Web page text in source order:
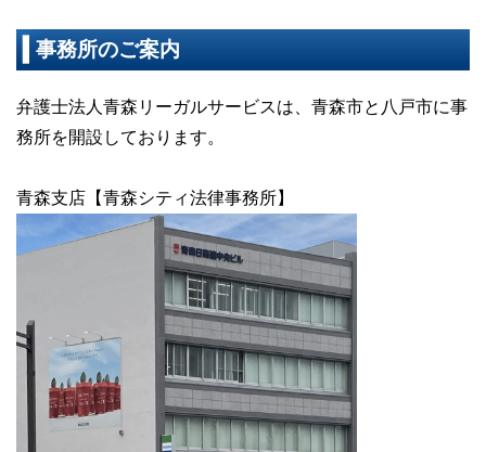
事務所のご案内
弁護士法人青森リーガルサービスは、青森市と八戸市に事
務所を開設しております。
青森支店【青森シティ法律事務所】